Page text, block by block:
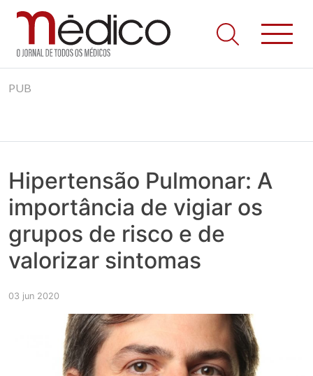
to
Jornal Médico
Médico – O Jornal de Todos os Médicos. Onde as notícias
realmente contam! Tudo o que se passa na Saúde!
PUB
Hipertensão Pulmonar: A
importância de vigiar os
grupos de risco e de
valorizar sintomas
03 jun 2020